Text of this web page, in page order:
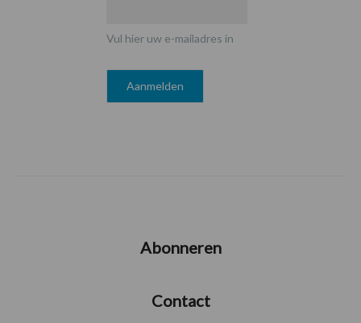
Vul hier uw e-mailadres in
Abonneren
Contact